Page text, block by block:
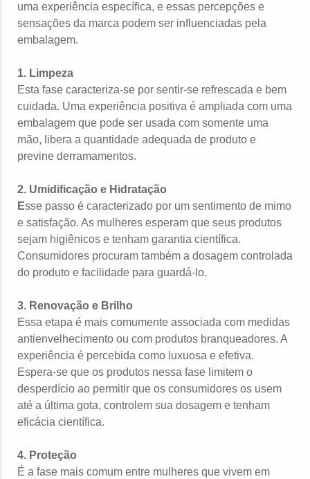
uma experiência específica, e essas percepções e
sensações da marca podem ser influenciadas pela
embalagem.
1. Limpeza
Esta fase caracteriza-se por sentir-se refrescada e bem
cuidada. Uma experiência positiva é ampliada com uma
embalagem que pode ser usada com somente uma
mão, libera a quantidade adequada de produto e
previne derramamentos.
2. Umidificação e Hidratação
Esse passo é caracterizado por um sentimento de mimo
e satisfação. As mulheres esperam que seus produtos
sejam higiênicos e tenham garantia científica.
Consumidores procuram também a dosagem controlada
do produto e facilidade para guardá-lo.
3. Renovação e Brilho
Essa etapa é mais comumente associada com medidas
antienvelhecimento ou com produtos branqueadores. A
experiência é percebida como luxuosa e efetiva.
Espera-se que os produtos nessa fase limitem o
desperdício ao permitir que os consumidores os usem
até a última gota, controlem sua dosagem e tenham
eficácia científica.
4. Proteção
É a fase mais comum entre mulheres que vivem em